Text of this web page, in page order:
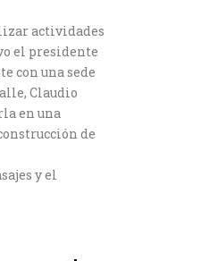
actividades
el presidente
con una sede
Claudio
en una
de
y el